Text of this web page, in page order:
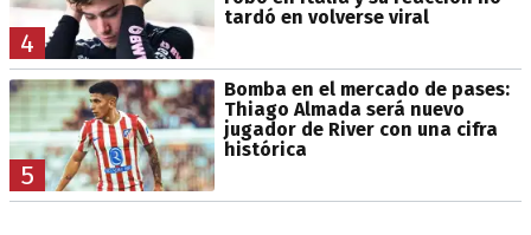
4
tardó en volverse viral
5
Bomba en el mercado de pases:
Thiago Almada será nuevo
jugador de River con una cifra
histórica